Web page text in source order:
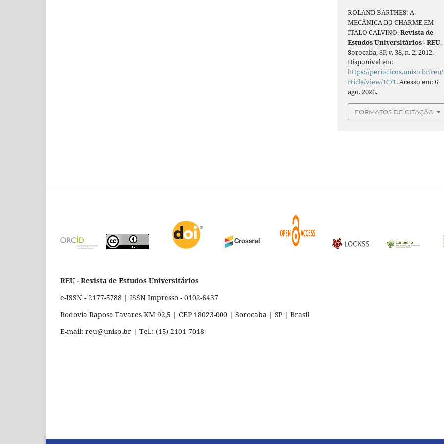
ROLAND BARTHES: A
MECÂNICA DO CHARME EM
ITALO CALVINO.Revista de
Estudos Universitários - REU,
Sorocaba, SP, v. 38, n. 2, 2012.
Disponível em:
https://periodicos.uniso.br/reu/
rticle/view/1071. Acesso em: 6
ago. 2026.
FORMATOS DE CITAÇÃO
REU - Revista de Estudos Universitários
e-ISSN - 2177-5788 | ISSN Impresso - 0102-6437
Rodovia Raposo Tavares KM 92,5 | CEP 18023-000 | Sorocaba | SP | Brasil
E-mail: reu@uniso.br | Tel.: (15) 2101 7018